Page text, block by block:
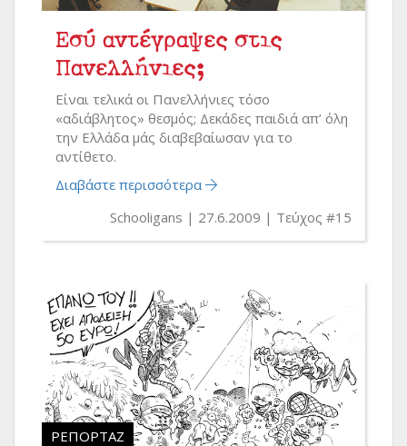
Εσύ αντέγραψες στις
Πανελλήνιες;
Είναι τελικά οι Πανελλήνιες τόσο
«αδιάβλητος» θεσμός; Δεκάδες παιδιά απ’ όλη
την Ελλάδα μάς διαβεβαίωσαν για το
αντίθετο.
Διαβάστε περισσότερα
Schooligans
27.6.2009 Τεύχος #15
ΡΕΠΟΡΤΆΖ